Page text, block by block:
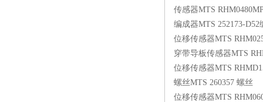
传感器MTS
编成器MTS 252173-D52
位移传感器MTS
穿带导板传感器MTS
位移传感器MTS
螺丝MTS 260357 螺丝
位移传感器MTS